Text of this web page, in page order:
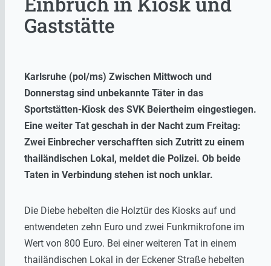
Gaststätte
Karlsruhe (pol/ms) Zwischen Mittwoch und
Donnerstag sind unbekannte Täter in das
Sportstätten-Kiosk des SVK Beiertheim eingestiegen.
Eine weiter Tat geschah in der Nacht zum Freitag:
Zwei Einbrecher verschafften sich Zutritt zu einem
thailändischen Lokal, meldet die Polizei. Ob beide
Taten in Verbindung stehen ist noch unklar.
Die Diebe hebelten die Holztür des Kiosks auf und
entwendeten zehn Euro und zwei Funkmikrofone im
Wert von 800 Euro. Bei einer weiteren Tat in einem
thailändischen Lokal in der Eckener Straße hebelten